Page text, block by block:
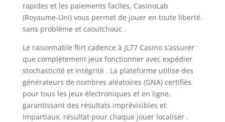
rapides et les paiements faciles, CasinoLab
(Royaume-Uni) vous permet de jouer en toute liberté.
sans problème et caoutchouc .
Le raisonnable flirt cadence à JL77 Casino s’assurer
que complètement jeux fonctionner avec expédier
stochasticité et intégrité . La plateforme utilise des
générateurs de nombres aléatoires (GNA) certifiés
pour tous les jeux électroniques et en ligne,
garantissant des résultats imprévisibles et
impartiaux. résultat pour chaque jouer localiser .